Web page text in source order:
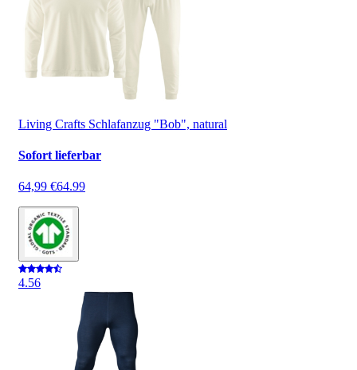
Living Crafts Schlafanzug "Bob", natural
Sofort lieferbar
64,99 €64.99
4.56